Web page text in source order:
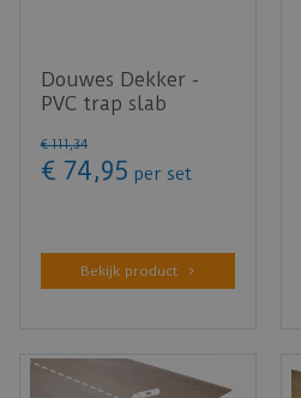
Douwes Dekker -
PVC trap slab
stuks (PVC)
€ 111,34
€ 74,95 per set
Bekijk product